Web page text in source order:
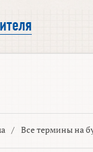
/ Все термины на